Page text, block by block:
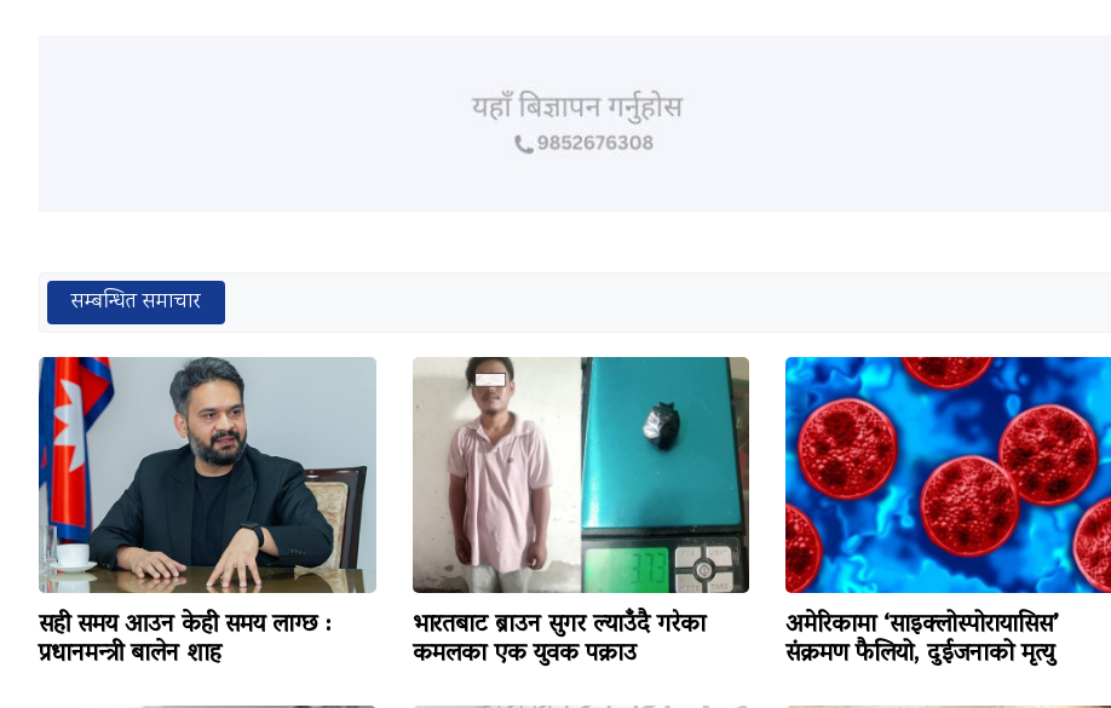
सम्बन्धित समाचार
सही समय आउन केही समय लाग्छ :
प्रधानमन्त्री बालेन शाह
भारतबाट ब्राउन सुगर ल्याउँदै गरेका
कमलका एक युवक पक्राउ
अमेरिकामा ‘साइक्लोस्पोरायासिस’
संक्रमण फैलियो, दुईजनाको मृत्यु